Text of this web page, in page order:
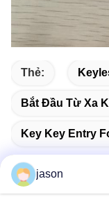
Thẻ:
Bắt Đầu Từ Xa
Key Key Entry
jason